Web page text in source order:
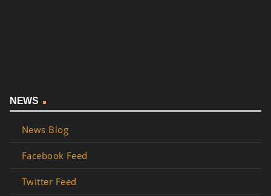
NEWS
News Blog
Facebook Feed
Twitter Feed